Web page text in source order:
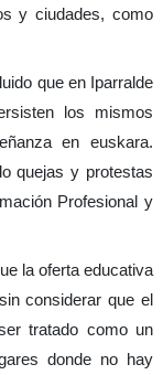
y ciudades, como
que en Iparralde
los mismos
en euskara.
quejas y protestas
Profesional y
la oferta educativa
considerar que el
tratado como un
donde no hay